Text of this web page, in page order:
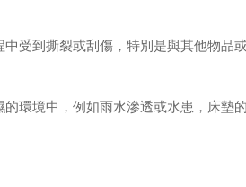
受到撕裂或刮傷，特別是與其他物品
環境中，例如雨水滲透或水患，床墊